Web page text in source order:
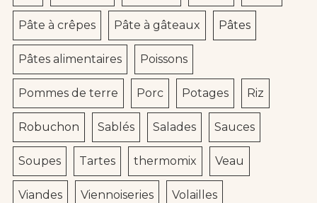
Pâte à crêpes Pâte à gâteaux Pâtes
Pâtes alimentaires Poissons
Pommes de terre Porc Potages Riz
Robuchon Sablés Salades Sauces
Soupes Tartes thermomix Veau
Viandes Viennoiseries Volailles